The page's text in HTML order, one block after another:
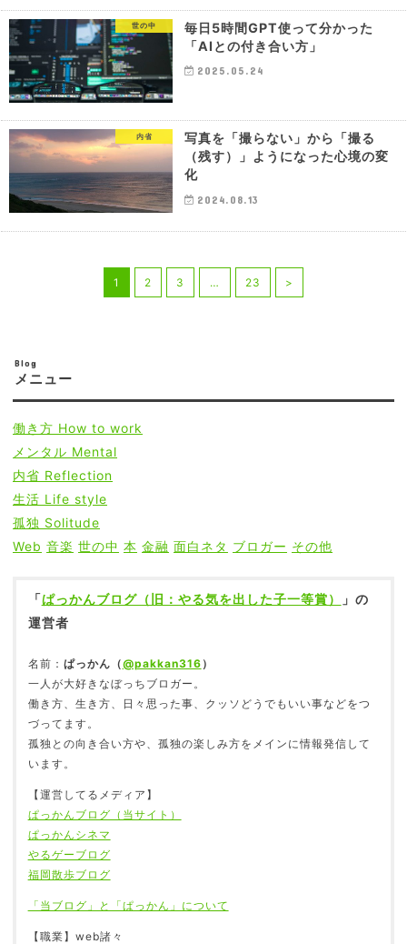
世の中
毎日5時間GPT使って分かった
「AIとの付き合い方」
2025.05.24
内省
写真を「撮らない」から「撮る
（残す）」ようになった心境の変
化
2024.08.13
1 2 3 … 23 >
Blog
メニュー
働き方 How to work
メンタル Mental
内省 Reflection
生活 Life style
孤独 Solitude
Web 音楽 世の中 本 金融 面白ネタ ブロガー その他
「ぱっかんブログ（旧：やる気を出した子一等賞）
」の
運営者
名前： ぱっかん（@pakkan316 ）
一人が大好きなぼっちブロガー。
働き方、生き方、日々思った事、クッソどうでもいい事などをつ
づってます。
孤独との向き合い方や、孤独の楽しみ方をメインに情報発信して
います。
【運営してるメディア】
ぱっかんブログ（当サイト）
ぱっかんシネマ
やるゲーブログ
福岡散歩ブログ
「当ブログ」と「ぱっかん」について
【職業】web諸々